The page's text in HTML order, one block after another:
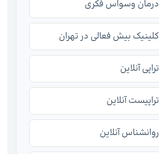
درمان وسواس فکری
کلینیک بیش فعالی در تهران
تراپی آنلاین
تراپیست آنلاین
روانشناس آنلاین